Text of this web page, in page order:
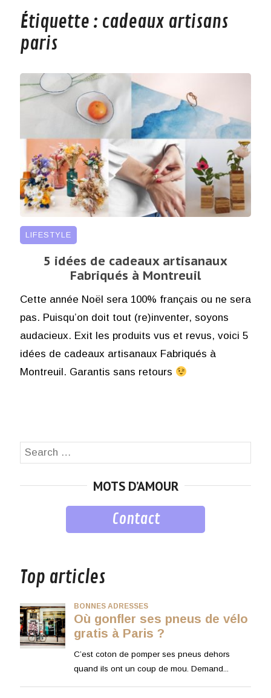
Étiquette : cadeaux artisans
paris
LIFESTYLE
5 idées de cadeaux artisanaux
Fabriqués à Montreuil
Cette année Noël sera 100% français ou ne sera
pas. Puisqu’on doit tout (re)inventer, soyons
audacieux. Exit les produits vus et revus, voici 5
idées de cadeaux artisanaux Fabriqués à
Montreuil. Garantis sans retours
Search
MOTS D’AMOUR
Contact
Top articles